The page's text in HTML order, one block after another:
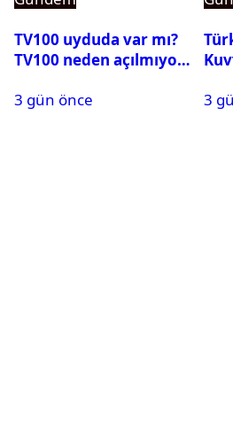
TV100 uyduda var mı?
TV100 neden açılmıyor?
3 gün önce
3